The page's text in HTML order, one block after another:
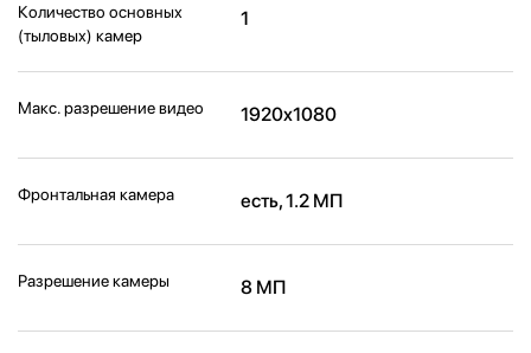
Количество основных
(тыловых) камер
1
Макс. разрешение видео 1920x1080
Фронтальная камера есть, 1.2 МП
Разрешение камеры 8 МП